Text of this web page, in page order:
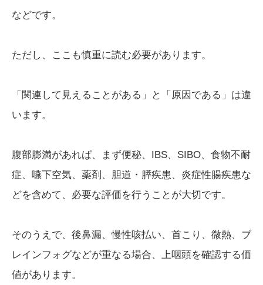
などです。
ただし、ここも慎重に読む必要があります。
「関連して見えることがある」と「原因である」は違
います。
腹部膨満があれば、まず便秘、IBS、SIBO、食物不耐
症、嚥下空気、薬剤、胆道・膵疾患、炎症性腸疾患な
どを含めて、必要な評価を行うことが大切です。
そのうえで、後鼻漏、慢性咳払い、首こり、微熱、ブ
レインフォグなどが重なる場合、上咽頭を確認する価
値があります。